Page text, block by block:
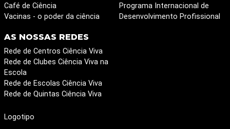
Café de Ciência
Vacinas - o poder da ciência
Programa Internacional de
Desenvolvimento Profissional
AS NOSSAS REDES
Rede de Centros Ciência Viva
Rede de Clubes Ciência Viva na
Escola
Rede de Escolas Ciência Viva
Rede de Quintas Ciência Viva
Logotipo